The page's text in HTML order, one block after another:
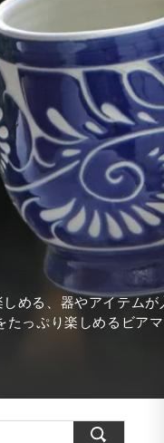
ちむんや、この時期だ
。【上旬】たっぷりゴ
の一杯にぴったりの、
登場...